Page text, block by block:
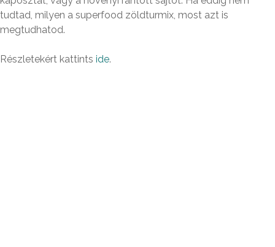
tudtad, milyen a superfood zöldturmix, most azt is
megtudhatod.
Részletekért kattints ide.